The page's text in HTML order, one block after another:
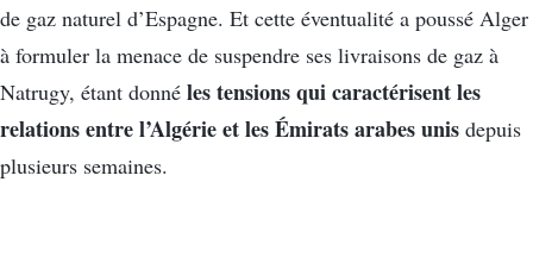
de gaz naturel d’Espagne. Et cette éventualité a poussé Alger
à formuler la menace de suspendre ses livraisons de gaz à
Natrugy, étant donné les tensions qui caractérisent les
relations entre l’Algérie et les Émirats arabes unis depuis
plusieurs semaines.